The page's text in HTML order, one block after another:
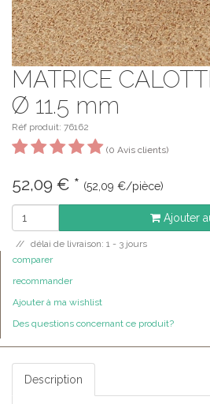
MATRICE
Ø 11.5 mm
Réf produit: 76162
(0 Avis clients)
52,09 € * (52,09 €/pièce)
Ajouter
délai de livraison: 1 - 3 jours
comparer
recommander
Ajouter à ma wishlist
Des questions concernant ce produit?
Description